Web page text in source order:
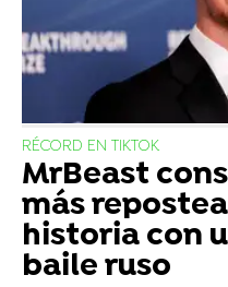
RÉCORD EN TIKTOK
MrBeast
más
historia con
baile ruso